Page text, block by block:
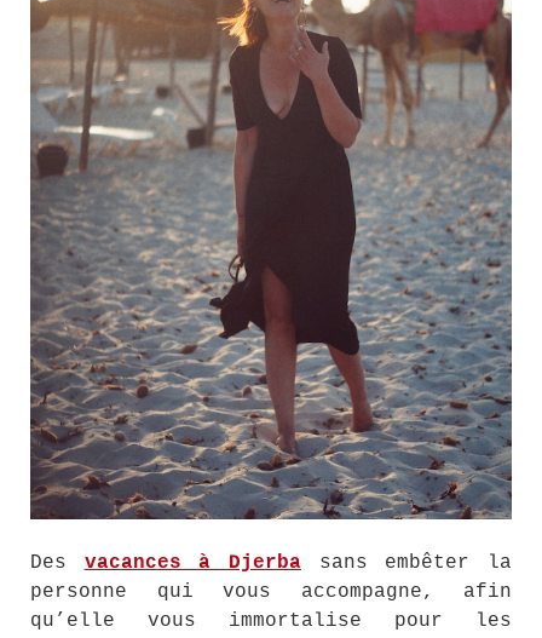
Des vacances à Djerba sans embêter la
personne qui vous accompagne, afin
qu’elle vous immortalise pour les